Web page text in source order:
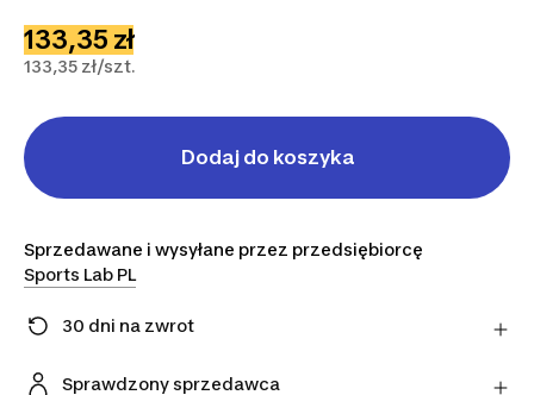
133,35 zł
133,35 zł/szt.
Dodaj do koszyka
Sprzedawane i wysyłane przez przedsiębiorcę
Sports Lab PL
30 dni na zwrot
bezpośrednio do sprzedawcy w ciągu 30 dni,
Sprawdzony sprzedawca